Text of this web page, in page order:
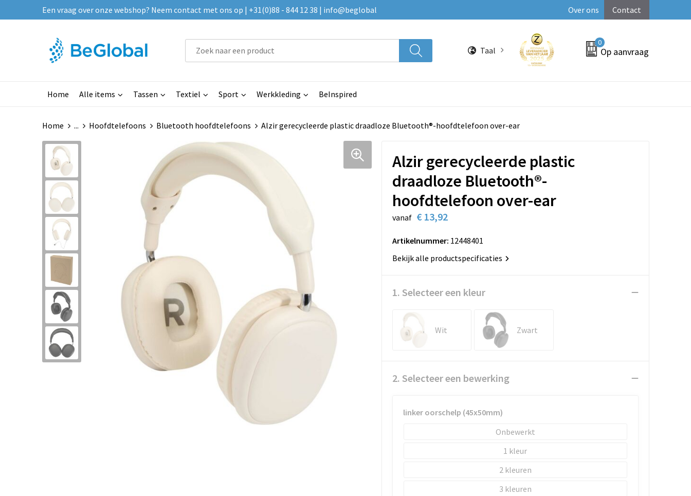
Een vraag over onze webshop? Neem contact met ons op | +31(0)88 - 844 12 38 | info@beglobal Over ons Contact
Taal
0
Op aanvraag
Home Alle items Tassen Textiel Sport Werkkleding BeInspired
Home ... Hoofdtelefoons Bluetooth hoofdtelefoons Alzir gerecycleerde plastic draadloze Bluetooth®-hoofdtelefoon over-ear
Alzir gerecycleerde plastic
draadloze Bluetooth®-
hoofdtelefoon over-ear
vanaf € 13,92
Artikelnummer: 12448401
Bekijk alle productspecificaties
1. Selecteer een kleur
Wit Zwart
2. Selecteer een bewerking
linker oorschelp (45x50mm)
Onbewerkt
1
2
3